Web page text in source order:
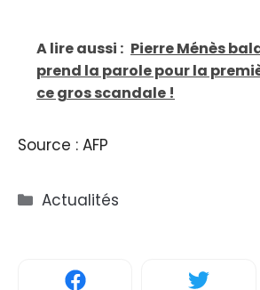
A lire aussi : Pierre Ménès
prend la parole pour la
ce gros scandale !
Source : AFP
Catégories
Actualités